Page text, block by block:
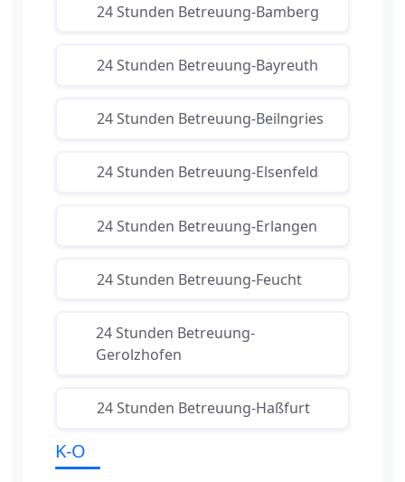
24 Stunden Betreuung-Bamberg
24 Stunden Betreuung-Bayreuth
24 Stunden Betreuung-Beilngries
24 Stunden Betreuung-Elsenfeld
24 Stunden Betreuung-Erlangen
24 Stunden Betreuung-Feucht
24 Stunden Betreuung-
Gerolzhofen
24 Stunden Betreuung-Haßfurt
K-O